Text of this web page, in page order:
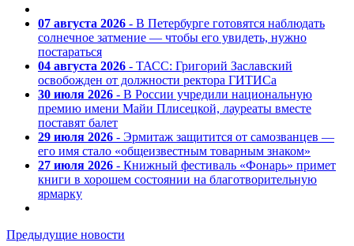
07 августа 2026 - В Петербурге готовятся наблюдать
солнечное затмение — чтобы его увидеть, нужно
постараться
04 августа 2026 - ТАСС: Григорий Заславский
освобожден от должности ректора ГИТИСа
30 июля 2026 - В России учредили национальную
премию имени Майи Плисецкой, лауреаты вместе
поставят балет
29 июля 2026 - Эрмитаж защитится от самозванцев —
его имя стало «общеизвестным товарным знаком»
27 июля 2026 - Книжный фестиваль «Фонарь» примет
книги в хорошем состоянии на благотворительную
ярмарку
Предыдущие новости